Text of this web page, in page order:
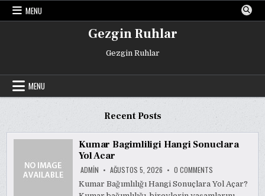
Skip
MENU
Gezgin Ruhlar
Gezgin Ruhlar
MENU
Recent Posts
Kumar Bagimliligi Hangi Sonuclara
Yol Acar
ADMIN AĞUSTOS 5, 2026 0 COMMENTS
BAGIMLILIGI
HANGI
Kumar Bağımlılığı Hangi Sonuçlara Yol Açar?